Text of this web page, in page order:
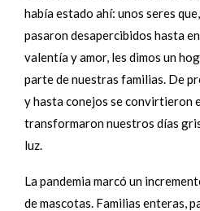
había estado ahí: unos seres
pasaron desapercibidos hasta
valentía y amor, les dimos un
parte de nuestras familias. De
y hasta conejos se convirtieron
transformaron nuestros días
luz.
La pandemia marcó un
de mascotas. Familias enteras,